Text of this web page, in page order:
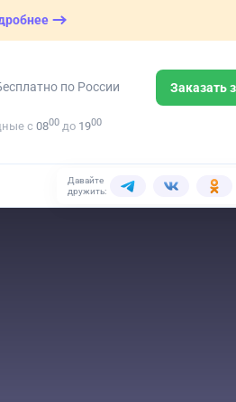
по России Заказать
с 0800 до 1900
Давайте
дружить: